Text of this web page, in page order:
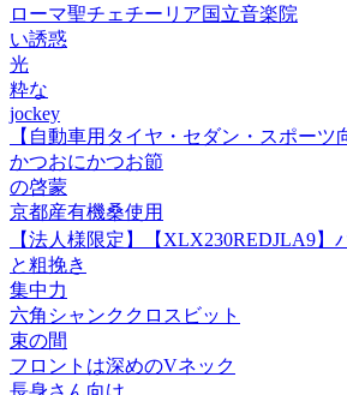
ローマ聖チェチーリア国立音楽院
い誘惑
光
粋な
jockey
【自動車用タイヤ・セダン・スポーツ
かつおにかつお節
の啓蒙
京都産有機桑使用
【法人様限定】【XLX230REDJLA9
と粗挽き
集中力
六角シャンククロスビット
束の間
フロントは深めのVネック
長身さん向け